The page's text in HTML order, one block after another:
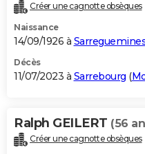
Destinations
City break
Voyage nature
Voyage de noces
Forum
Climat
+PHOTO
GUIDES D'ACHAT
BONS PLANS
Carte de Noël
Carte Bonne année
Carte Saint-Valentin
Carte Pâques
Carte d'anniversaire
DICTIONNAIRE
Créer une cagnotte obsèques
Naissance
14/09/1926 à
Décès
11/07/2023 à Sarrebourg (
Ralph GEILERT (56
Créer une cagnotte obsèques